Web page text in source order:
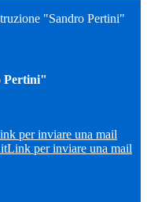
"Sandro Pertini"
Pertini"
per inviare una mail
Link per inviare una mail